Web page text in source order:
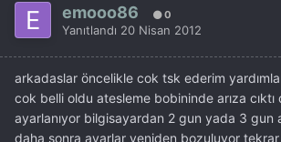
emooo86 0
Yanıtlandı 20 Nisan 2012
arkadaslar öncelikle cok tsk ederim
cok belli oldu atesleme bobininde arıza cıktı
ayarlanıyor bilgisayardan 2 gun yada 3 gun
daha sonra ayarlar yeniden bozuluyor